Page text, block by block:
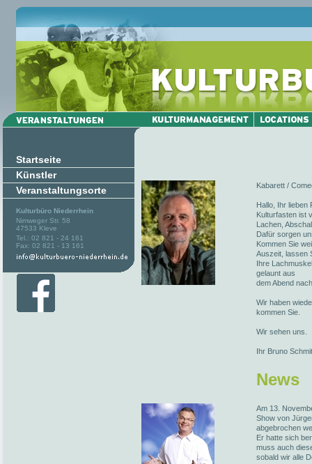
Startseite
Künstler
Veranstaltungsorte
Kulturbüro Niederrhein
Nimweger Str. 58
47533 Kleve
Tel.: 02 821 - 24 161
Fax: 02 821 - 13 161
Kabarett /
Hallo, Ihr lieben
Kulturfasten ist
Lachen,
Dafür sorgen
Kommen Sie
Auszeit, lassen
Ihre
gelaunt aus
dem Abend
Wir haben
kommen Sie.
Wir sehen uns.
Ihr Bruno
News
Am 13.
Show von
abgebrochen
Er hatte sich
muss auch
sobald wir alle